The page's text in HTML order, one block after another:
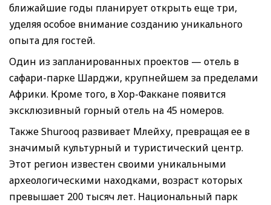
ближайшие годы планирует открыть еще три,
уделяя особое внимание созданию уникального
опыта для гостей.
Один из запланированных проектов — отель в
сафари-парке Шарджи, крупнейшем за пределами
Африки. Кроме того, в Хор-Факкане появится
эксклюзивный горный отель на 45 номеров.
Также Shurooq развивает Млейху, превращая ее в
значимый культурный и туристический центр.
Этот регион известен своими уникальными
археологическими находками, возраст которых
превышает 200 тысяч лет. Национальный парк